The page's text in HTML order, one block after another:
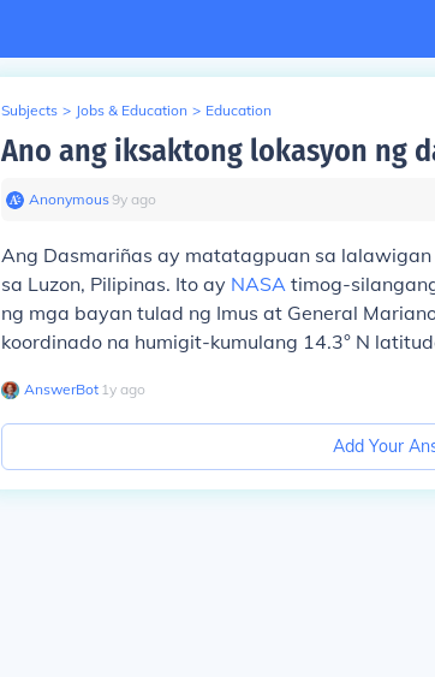
Subjects > Jobs & Education > Education
Ano ang iksaktong lokasyon ng
Anonymous∙9y ago
Ang Dasmariñas ay matatagpuan sa lalawigan
sa Luzon, Pilipinas. Ito ay NASA timog-
ng mga bayan tulad ng Imus at General
koordinado na humigit-kumulang 14.3° N
AnswerBot∙ 1y ago
Add Your